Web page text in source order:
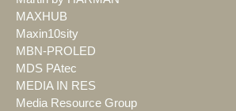
MAXHUB
Maxin10sity
MBN-PROLED
MDS PAtec
MEDIA IN RES
Media Resource Group